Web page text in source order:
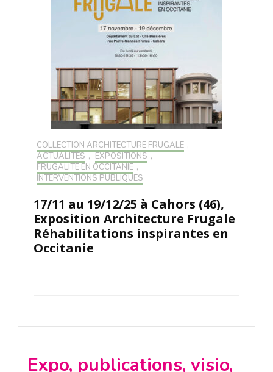
COLLECTION ARCHITECTURE FRUGALE ,
ACTUALITÉS , EXPOSITIONS ,
FRUGALITÉ EN OCCITANIE ,
INTERVENTIONS PUBLIQUES
17/11 au 19/12/25 à Cahors (46),
Exposition Architecture Frugale
Réhabilitations inspirantes en
Occitanie
Expo, publications, visio,